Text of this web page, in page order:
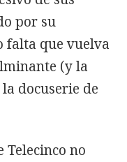
por su
falta que vuelva
(y la
docuserie de
Telecinco no